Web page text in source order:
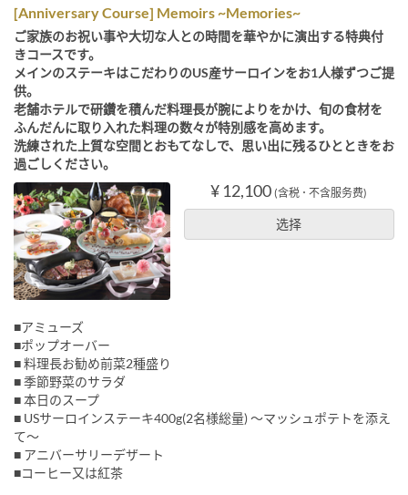
[Anniversary Course] Memoirs ~Memories~
ご家族のお祝い事や大切な人との時間を華やかに演出する特典付
きコースです。
メインのステーキはこだわりのUS産サーロインをお1人様ずつご提
供。
老舗ホテルで研鑽を積んだ料理長が腕によりをかけ、旬の食材を
ふんだんに取り入れた料理の数々が特別感を高めます。
洗練された上質な空間とおもてなしで、思い出に残るひとときをお
過ごしください。
¥ 12,100 (含税 ･ 不含服务费)
选择
■アミューズ
■ポップオーバー
■ 料理長お勧め前菜2種盛り
■ 季節野菜のサラダ
■ 本日のスープ
■ USサーロインステーキ400g(2名様総量) 〜マッシュポテトを添え
て〜
■ アニバーサリーデザート
■コーヒー又は紅茶